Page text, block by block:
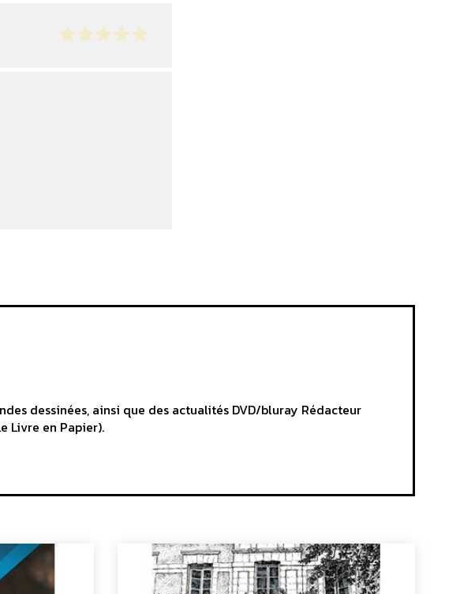
dessinées, ainsi que des actualités DVD/bluray Rédacteur
Livre en Papier).